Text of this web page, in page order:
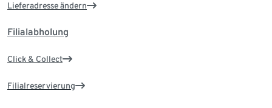
Lieferadresse ändern
Filialabholung
Click & Collect
Filialreservierung